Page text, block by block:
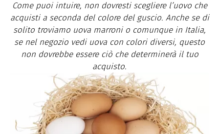
Come puoi intuire, non dovresti scegliere l’uovo che
acquisti a seconda del colore del guscio. Anche se di
solito troviamo uova marroni o comunque in Italia,
se nel negozio vedi uova con colori diversi, questo
non dovrebbe essere ciò che determinerà il tuo
acquisto.